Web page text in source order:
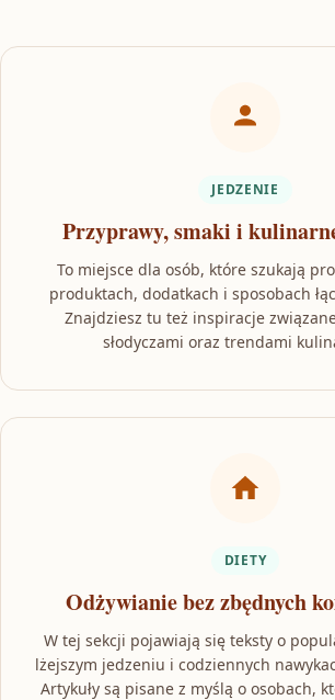
JEDZENIE
Przyprawy, smaki i
To miejsce dla osób, które szukają
produktach, dodatkach i sposobach
Znajdziesz tu też inspiracje
słodyczami oraz trendami
DIETY
Odżywianie bez zbędnych
W tej sekcji pojawiają się teksty o
lżejszym jedzeniu i codziennych
Artykuły są pisane z myślą o osobach,